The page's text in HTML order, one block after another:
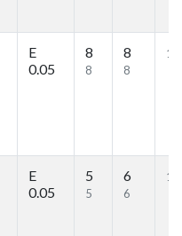
E
0.05
8
8
8
8
10
E
0.05
5
5
6
6